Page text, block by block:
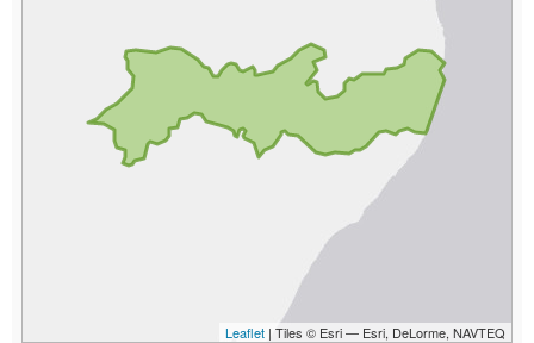
Leaflet | Tiles © Esri — Esri, DeLorme, NAVTEQ